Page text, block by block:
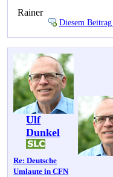
Rainer
Diesem
Ulf
Dunkel
Re: Deutsche
Umlaute in CFN